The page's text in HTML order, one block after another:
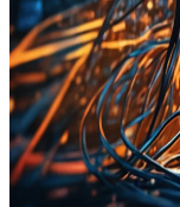
evitam transparência
crescente resistência
da rápida
Bluesky
#inteligência artificial
#infraestrutura digital
#automação
#emprego
Ler artigo completo